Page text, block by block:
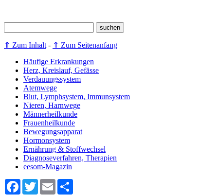
⇑ Zum Inhalt - ⇑ Zum Seitenanfang
Häufige Erkrankungen
Herz, Kreislauf, Gefässe
Verdauungssystem
Atemwege
Blut, Lymphsystem, Immunsystem
Nieren, Harnwege
Männerheilkunde
Frauenheilkunde
Bewegungsapparat
Hormonsystem
Ernährung & Stoffwechsel
Diagnoseverfahren, Therapien
eesom-Magazin
Facebook
TwitterEmail